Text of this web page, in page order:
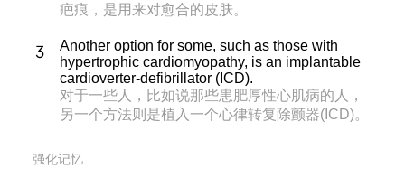
疤痕，是用来对愈合的皮肤。
Another option for some, such as those with
hypertrophic cardiomyopathy, is an implantable
cardioverter-defibrillator (ICD).
对于一些人，比如说那些患肥厚性心肌病的人，
另一个方法则是植入一个心律转复除颤器(ICD)。
强化记忆